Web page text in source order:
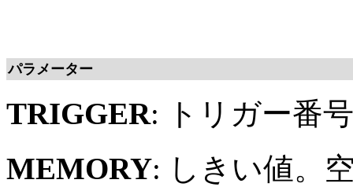
パラメーター
TRIGGER: トリガー番号
MEMORY: しきい値。